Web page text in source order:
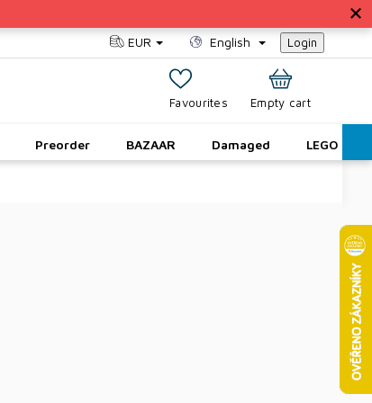
EUR English Login
SHOPPING
Empty cart
Preorder BAZAAR Damaged LEGO